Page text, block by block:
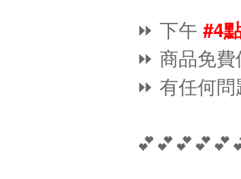
⏩ 下午 #4
⏩ 商品免費
⏩ 有任何